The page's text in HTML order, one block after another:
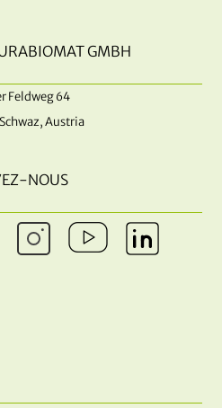
GMBH
Feldweg 64
Austria
NOUS